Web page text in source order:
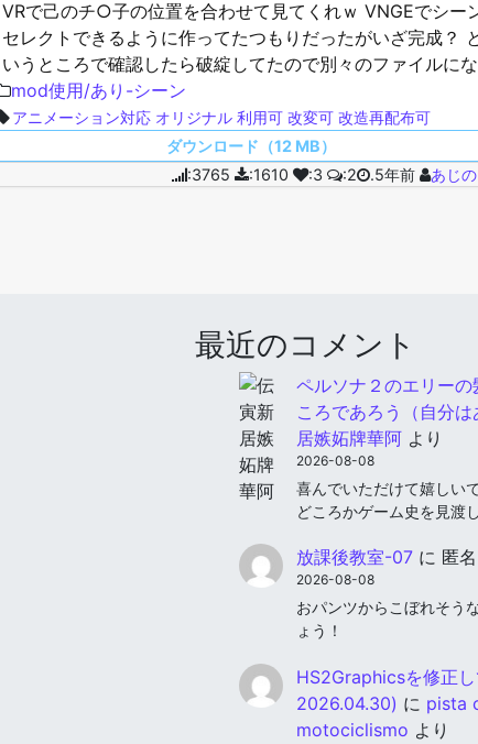
VRで己のチ○子の位置を合わせて見てくれｗ VNGEでシー
セレクトできるように作ってたつもりだったがいざ完成？
いうところで確認したら破綻してたので別々のファイルに
たぜ… なのでVNGE無くてもいける、多分、きっ…
mod使用/あり-シーン
アニメーション対応 オリジナル 利用可 改変可 改造再配布可
ダウンロード（12 MB）
:3765
:1610 :3 :2 .5年前 あじ
最近のコメント
ペルソナ２のエリー
ころであろう（自分は
居嫉妬牌華阿 より
2026-08-08
喜んでいただけて嬉しい
どころかゲーム史を見渡
放課後教室-07 に 匿名
2026-08-08
おパンツからこぼれそう
ょう！
HS2Graphicsを修正
2026.04.30) に pista
motociclismo より